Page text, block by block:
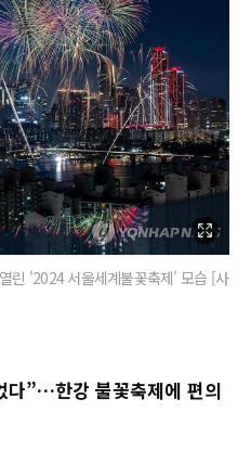
린 '2024 서울세계불꽃축제' 모습 [사
”…한강 불꽃축제에 편의